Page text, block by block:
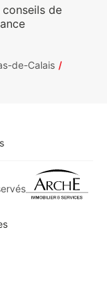
conseils de
de-Calais